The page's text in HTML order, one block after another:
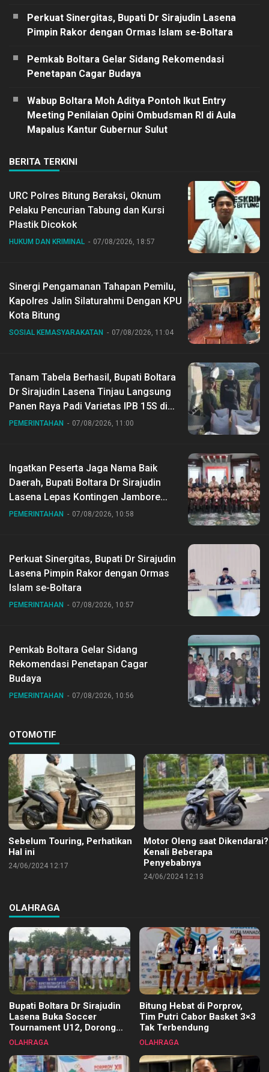
Perkuat Sinergitas, Bupati Dr Sirajudin Lasena
Pimpin Rakor dengan Ormas Islam se-Boltara
Pemkab Boltara Gelar Sidang Rekomendasi
Penetapan Cagar Budaya
Wabup Boltara Moh Aditya Pontoh Ikut Entry
Meeting Penilaian Opini Ombudsman RI di Aula
Mapalus Kantur Gubernur Sulut
BERITA TERKINI
URC Polres Bitung Beraksi, Oknum
Pelaku Pencurian Tabung dan Kursi
Plastik Dicokok
HUKUM DAN KRIMINAL 07/08/2026, 18:57
Sinergi Pengamanan Tahapan Pemilu,
Kapolres Jalin Silaturahmi Dengan KPU
Kota Bitung
SOSIAL KEMASYARAKATAN 07/08/2026, 11:04
Tanam Tabela Berhasil, Bupati Boltara
Dr Sirajudin Lasena Tinjau Langsung
Panen Raya Padi Varietas IPB 15S di
Desa Gihang
PEMERINTAHAN 07/08/2026, 11:00
Ingatkan Peserta Jaga Nama Baik
Daerah, Bupati Boltara Dr Sirajudin
Lasena Lepas Kontingen Jambore
Nasional ke XII di Buperta Cibubur
PEMERINTAHAN 07/08/2026, 10:58
Perkuat Sinergitas, Bupati Dr Sirajudin
Lasena Pimpin Rakor dengan Ormas
Islam se-Boltara
PEMERINTAHAN 07/08/2026, 10:57
Pemkab Boltara Gelar Sidang
Rekomendasi Penetapan Cagar
Budaya
PEMERINTAHAN 07/08/2026, 10:56
OTOMOTIF
Sebelum Touring, Perhatikan
Hal ini
24/06/2024 12:17
Motor Oleng saat Dikendarai?
Kenali Beberapa
Penyebabnya
24/06/2024 12:13
OLAHRAGA
Bupati Boltara Dr Sirajudin
Lasena Buka Soccer
Tournament U12, Dorong
Pembinaan Merata di Setiap
OLAHRAGA
Bitung Hebat di Porprov,
Tim Putri Cabor Basket 3×3
Tak Terbendung
OLAHRAGA